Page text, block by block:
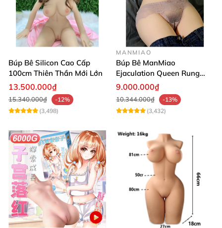
Búp Bê Silicon Cao Cấp
100cm Thiên Thần Mới Lớn
13.500.000₫
15.340.000₫
-12%
(3,498)
MANMIAO
Búp Bê ManMiao
Ejaculation Queen Rung
Cảm Biến Sưởi Ấm Xuất
9.000.000₫
10.344.000₫
-13%
(3,432)